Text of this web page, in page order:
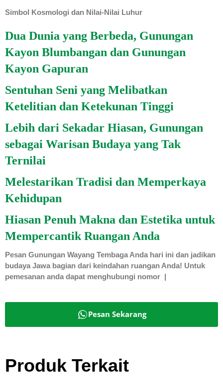
Simbol Kosmologi dan Nilai-Nilai Luhur
Dua Dunia yang Berbeda, Gunungan
Kayon Blumbangan dan Gunungan
Kayon Gapuran
Sentuhan Seni yang Melibatkan
Ketelitian dan Ketekunan Tinggi
Lebih dari Sekadar Hiasan, Gunungan
sebagai Warisan Budaya yang Tak
Ternilai
Melestarikan Tradisi dan Memperkaya
Kehidupan
Hiasan Penuh Makna dan Estetika untuk
Mempercantik Ruangan Anda
Pesan Gunungan Wayang Tembaga Anda hari ini dan jadikan
budaya Jawa bagian dari keindahan ruangan Anda! Untuk
pemesanan anda dapat menghubungi nomor |
Pesan Sekarang
Produk Terkait